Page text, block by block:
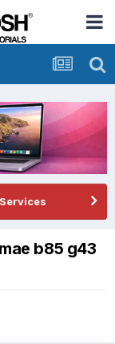
b85 g43